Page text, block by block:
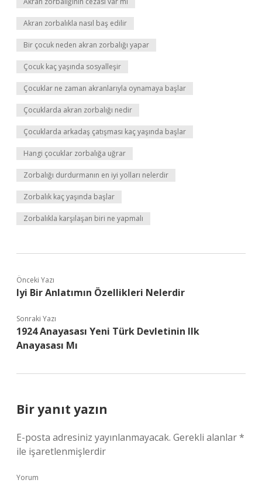
Akran zorbalıkla nasıl baş edilir
Bir çocuk neden akran zorbalığı yapar
Çocuk kaç yaşında sosyalleşir
Çocuklar ne zaman akranlarıyla oynamaya başlar
Çocuklarda akran zorbalığı nedir
Çocuklarda arkadaş çatışması kaç yaşında başlar
Hangi çocuklar zorbalığa uğrar
Zorbalığı durdurmanın en iyi yolları nelerdir
Zorbalık kaç yaşında başlar
Zorbalıkla karşılaşan biri ne yapmalı
Önceki Yazı
Iyi Bir Anlatımın Özellikleri Nelerdir
Sonraki Yazı
1924 Anayasası Yeni Türk Devletinin Ilk
Anayasası Mı
Bir yanıt yazın
E-posta adresiniz yayınlanmayacak. Gerekli alanlar*
ile işaretlenmişlerdir
Yorum